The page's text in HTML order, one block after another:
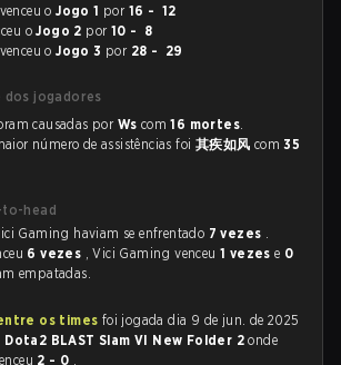
oJogo 1 por 16 - 12
oJogo 2 por 10 - 8
oJogo 3 por 28 - 29
dos jogadores
causadas por Ws com16 mortes.
número de assistências foi 其疾如风 com35
to-head
Gaming haviam se enfrentado 7 vezes .
6 vezes , Vici Gaming venceu1 vezese 0
empatadas.
os times foi jogada dia 9 de jun. de 2025
Dota2 BLAST Slam VI New Folder 2onde
2 - 0 .